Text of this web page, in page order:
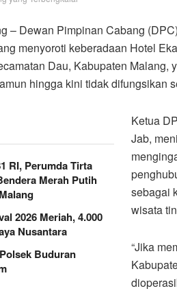
– Dewan Pimpinan Cabang
menyoroti keberadaan Hotel
Dau, Kabupaten Malang,
hingga kini tidak difungsikan
RI, Perumda Tirta
Merah Putih
2026 Meriah, 4.000
Nusantara
Buduran
Ketua
Jab,
sebagai
wisata
“Jika